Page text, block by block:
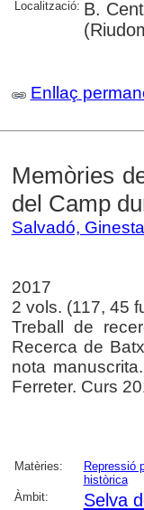
Localització: B.
Enllaç
Memòries
del Camp
Salvadó, Ginesta
2017
2 vols. (117, 45
Treball de
Recerca de
nota
Ferreter. Curs
Matèries: Repressió
històrica
Àmbit:
Selva